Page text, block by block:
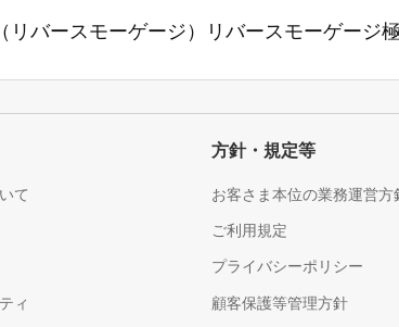
（リバースモーゲージ）リバースモーゲージ
て
ィ
方針・規定等
お客さま本位の業務運営方
ご利用規定
プライバシーポリシー
顧客保護等管理方針